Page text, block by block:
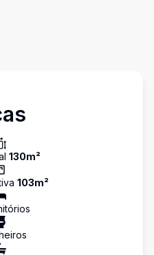
130m²
103m²
s
s